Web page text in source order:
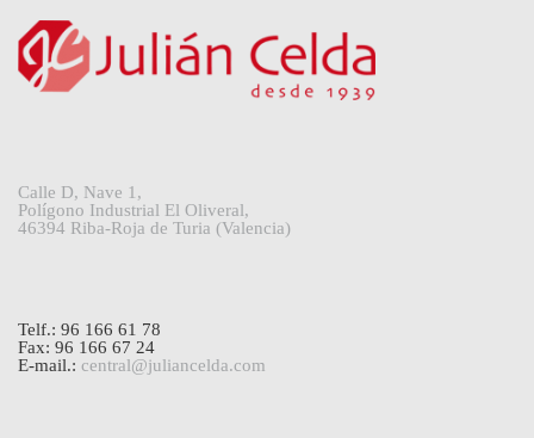
Calle D, Nave 1,
Polígono Industrial El Oliveral,
46394 Riba-Roja de Turia (Valencia)
Telf.: 96 166 61 78
Fax: 96 166 67 24
E-mail.: central@juliancelda.com